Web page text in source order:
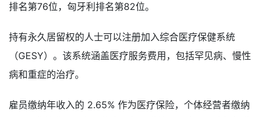
排名第76位，匈牙利排名第82位。
持有永久居留权的人士可以注册加入综合医疗保健系统
（GESY）。该系统涵盖医疗服务费用，包括罕见病、慢性
病和重症的治疗。
雇员缴纳年收入的 2.65% 作为医疗保险，个体经营者缴纳